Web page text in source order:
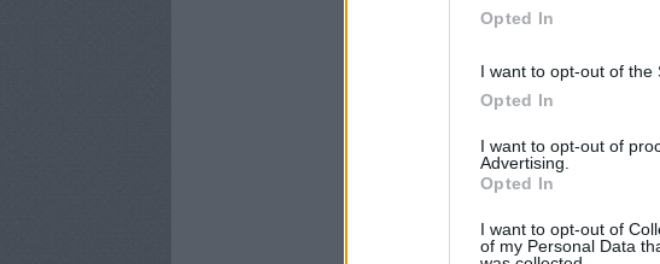
Opted In
I want to opt-out of the
Opted In
I want to opt-out of
Advertising.
Opted In
I want to opt-out of
of my Personal Data